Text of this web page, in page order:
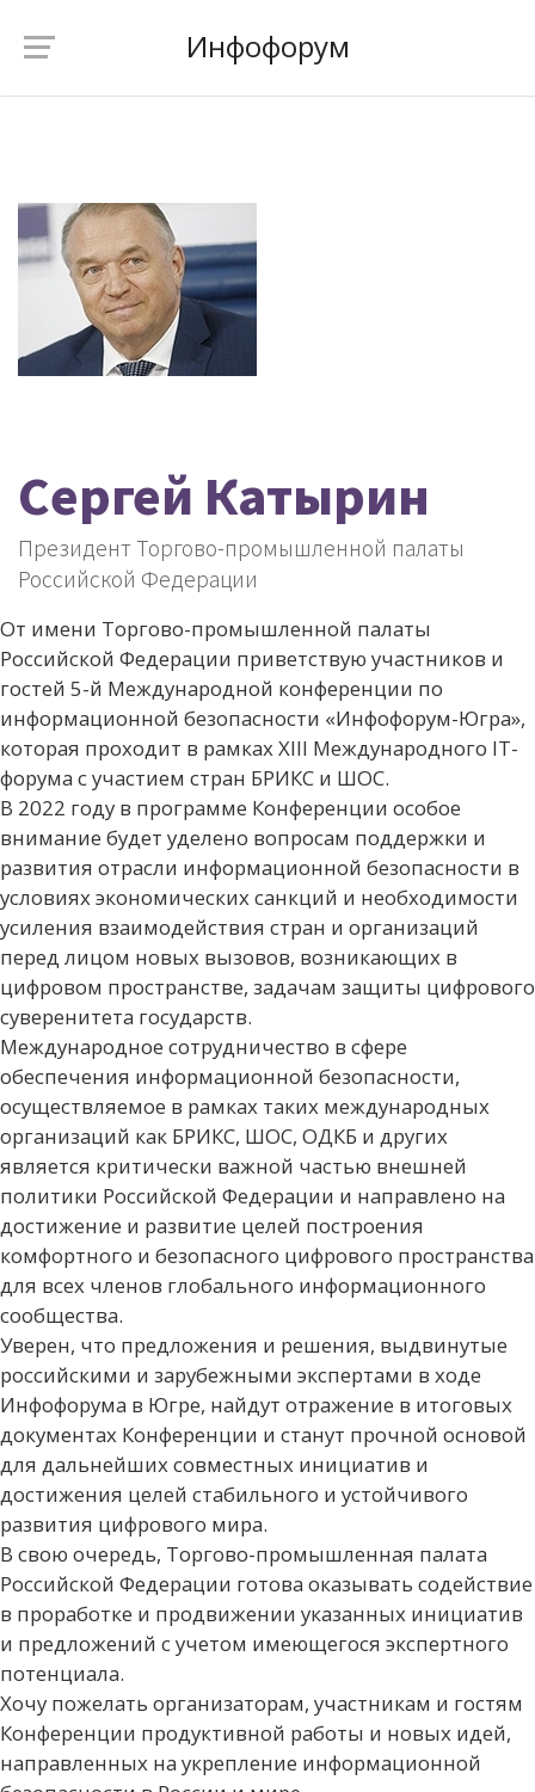
Инфофорум
Сергей Катырин
Президент Торгово-промышленной палаты
Российской Федерации
От имени Торгово-промышленной палаты
Российской Федерации приветствую участников и
гостей 5-й Международной конференции по
информационной безопасности «Инфофорум-Югра»,
которая проходит в рамках XIII Международного IT-
форума с участием стран БРИКС и ШОС.
В 2022 году в программе Конференции особое
внимание будет уделено вопросам поддержки и
развития отрасли информационной безопасности в
условиях экономических санкций и необходимости
усиления взаимодействия стран и организаций
перед лицом новых вызовов, возникающих в
цифровом пространстве, задачам защиты цифрового
суверенитета государств.
Международное сотрудничество в сфере
обеспечения информационной безопасности,
осуществляемое в рамках таких международных
организаций как БРИКС, ШОС, ОДКБ и других
является критически важной частью внешней
политики Российской Федерации и направлено на
достижение и развитие целей построения
комфортного и безопасного цифрового пространства
для всех членов глобального информационного
сообщества.
Уверен, что предложения и решения, выдвинутые
российскими и зарубежными экспертами в ходе
Инфофорума в Югре, найдут отражение в итоговых
документах Конференции и станут прочной основой
для дальнейших совместных инициатив и
достижения целей стабильного и устойчивого
развития цифрового мира.
В свою очередь, Торгово-промышленная палата
Российской Федерации готова оказывать содействие
в проработке и продвижении указанных инициатив
и предложений с учетом имеющегося экспертного
потенциала.
Хочу пожелать организаторам, участникам и гостям
Конференции продуктивной работы и новых идей,
направленных на укрепление информационной